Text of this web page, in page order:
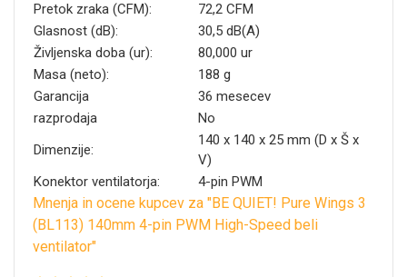
Pretok zraka (CFM):
72,2 CFM
Glasnost (dB):
30,5 dB(A)
Življenska doba (ur):
80,000 ur
Masa (neto):
188 g
Garancija
36 mesecev
razprodaja
No
Dimenzije:
140 x 140 x 25 mm (D x Š x
V)
Konektor ventilatorja:
4-pin PWM
Mnenja in ocene kupcev za "BE QUIET! Pure Wings 3
(BL113) 140mm 4-pin PWM High-Speed beli
ventilator"